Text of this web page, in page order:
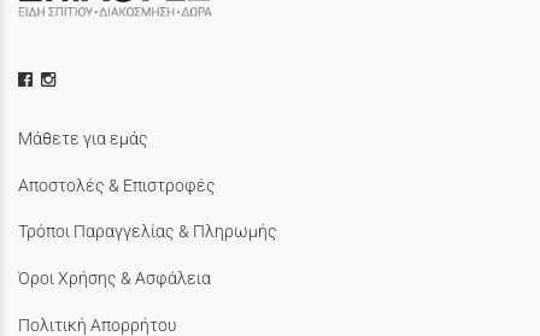
Μάθετε για εμάς
Αποστολές & Επιστροφές
Τρόποι Παραγγελίας & Πληρωμής
Όροι Χρήσης & Ασφάλεια
Πολιτική Απορρήτου